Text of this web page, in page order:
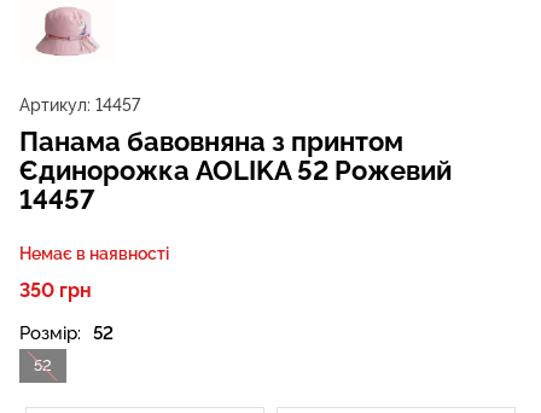
Артикул: 14457
Панама бавовняна з принтом
Єдинорожка AOLIKA 52 Рожевий
14457
Немає в наявності
350 грн
Розмір: 52
52